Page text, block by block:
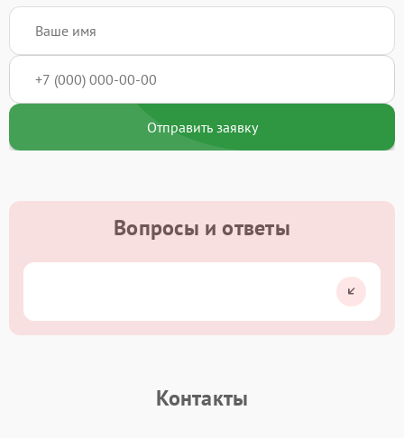
Отправить заявку
Вопросы и ответы
Контакты